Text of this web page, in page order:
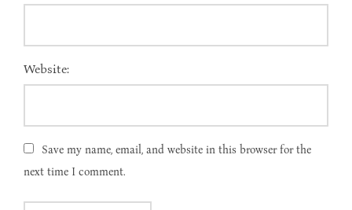
Website:
Save my name, email, and website in this browser for the
next time I comment.